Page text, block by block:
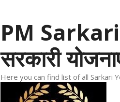
PM Sarkari
सरकारी
Here you can find list of all Sarkari